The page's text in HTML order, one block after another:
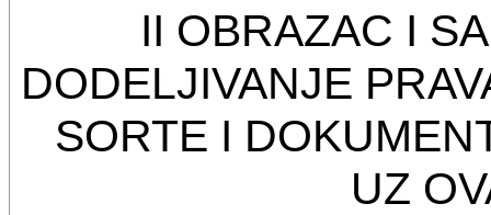
II OBRAZAC I
DODELJIVANJE
SORTE I
UZ